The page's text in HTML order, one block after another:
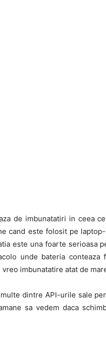
de imbunatatiri in ceea
cand este folosit pe
este una foarte serioasa
unde bateria conteaza
imbunatatire atat de
dintre API-urile sale
sa vedem daca